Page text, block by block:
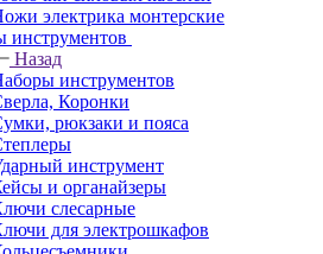
электрика монтерские
инструментов
Назад
инструментов
Коронки
рюкзаки и пояса
инструмент
и органайзеры
слесарные
для электрошкафов